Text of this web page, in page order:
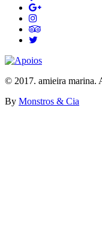
© 2017. amieira marina.
By Monstros & Cia